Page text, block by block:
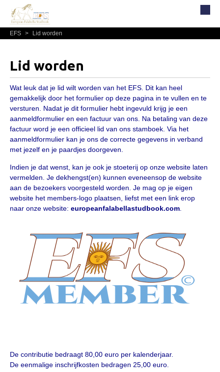
Home
Organisatie
Bestuur
Commissies
Reglementen, statuten en formulieren
Lidmaatschap EFS
Informatie
Lid worden
Leden
Geografisch gebied
Paardenpaspoort aanvragen
Wat te doen bij verkoop van een Falabella
Registratie buitenlands paspoort
Veulenregistratie
EFS > Lid worden
Lid worden
Wat leuk dat je lid wilt worden van het EFS. Dit kan heel
gemakkelijk door het formulier op deze pagina in te vullen en te
versturen. Nadat je dit formulier hebt ingevuld krijg je een
aanmeldformulier en een factuur van ons. Na betaling van deze
factuur word je een officieel lid van ons stamboek. Via het
aanmeldformulier kan je ons de correcte gegevens in verband
met jezelf en je paardjes doorgeven.
Indien je dat wenst, kan je ook je stoeterij op onze website laten
vermelden. Je dekhengst(en) kunnen eveneensop de website
aan de bezoekers voorgesteld worden. Je mag op je eigen
website het members-logo plaatsen, liefst met een link erop
naar onze website: europeanfalabellastudbook.com.
De contributie bedraagt 80,00 euro per kalenderjaar.
De eenmalige inschrijfkosten bedragen 25,00 euro.